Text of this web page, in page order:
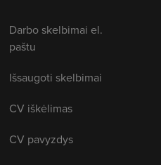
Darbo skelbimai el.
paštu
Išsaugoti skelbimai
CV iškėlimas
CV pavyzdys